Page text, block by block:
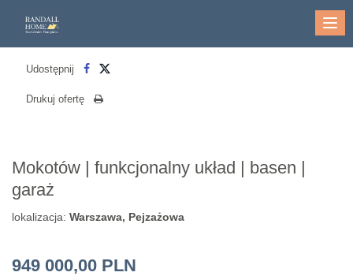
Udostępnij
Drukuj ofertę
Mokotów | funkcjonalny układ | basen |
garaż
lokalizacja: Warszawa, Pejzażowa
949 000,00 PLN